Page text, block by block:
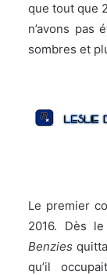
que tout que
n’avons pas
sombres et
Le premier
2016. Dès
Benzies
qu’il